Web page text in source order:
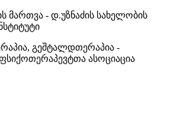
მართვა - დ.უზნაძის სახელობის
გეშტალდთერაპია -
ასოციაცია